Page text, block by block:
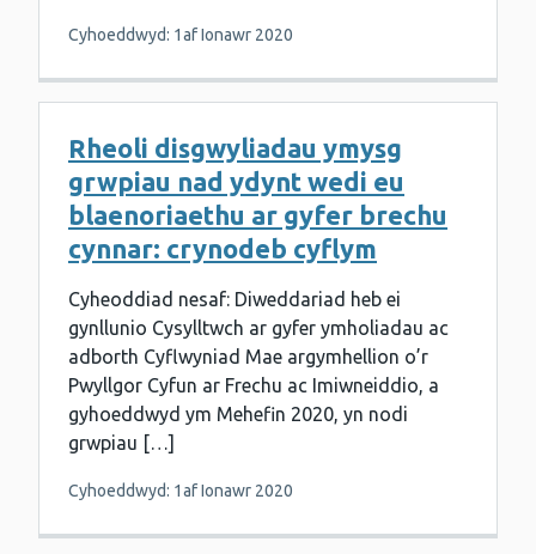
Cyhoeddwyd: 1af Ionawr 2020
Rheoli disgwyliadau ymysg
grwpiau nad ydynt wedi eu
blaenoriaethu ar gyfer brechu
cynnar: crynodeb cyflym
Cyheoddiad nesaf: Diweddariad heb ei
gynllunio Cysylltwch ar gyfer ymholiadau ac
adborth Cyflwyniad Mae argymhellion o’r
Pwyllgor Cyfun ar Frechu ac Imiwneiddio, a
gyhoeddwyd ym Mehefin 2020, yn nodi
grwpiau […]
Cyhoeddwyd: 1af Ionawr 2020